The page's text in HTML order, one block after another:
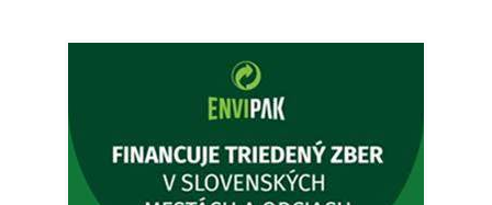
budeZATVORENÁ z dôvodu čerpania dovolenky. Akútne
prípady bude riešiť MUDr.Fisch…
Zajtrajší zvoz odpadu
Vážený občan, zajtra 5. 8. sa bude zvážať komunálny odpad.